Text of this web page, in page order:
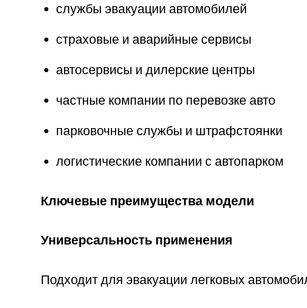
службы эвакуации автомобилей
страховые и аварийные сервисы
автосервисы и дилерские центры
частные компании по перевозке авто
парковочные службы и штрафстоянки
логистические компании с автопарком
Ключевые преимущества модели
Универсальность применения
Подходит для эвакуации легковых